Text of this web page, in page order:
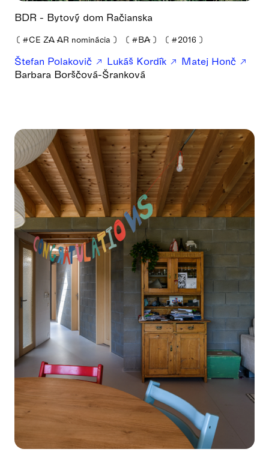
BDR - Bytový dom Račianska
❪ #CE ZA AR nominácia ❫ ❪ #BA ❫ ❪ #2016 ❫
Štefan Polakovič Lukáš Kordík
Matej Honč
Barbara Borščová-Šranková